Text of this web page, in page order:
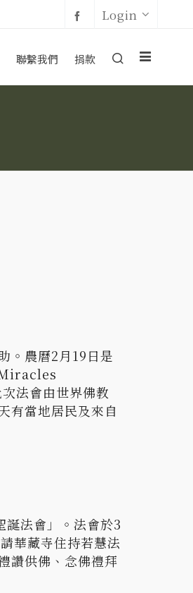
Login
聯繫我們 捐款
。農曆2月19日是
Miracles
法會由世界佛教
有當地居民及來自
誕法會」。法會於3
華藏寺住持若慧法
讚供佛、念佛禮拜